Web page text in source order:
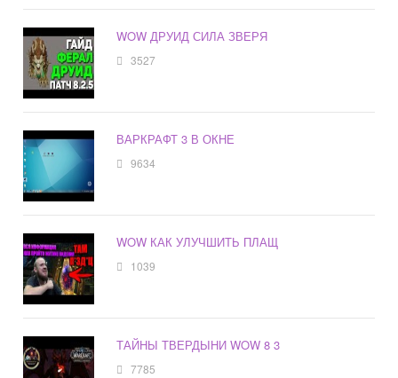
WOW ДРУИД СИЛА ЗВЕРЯ
3527
ВАРКРАФТ 3 В ОКНЕ
9634
WOW КАК УЛУЧШИТЬ ПЛАЩ
1039
ТАЙНЫ ТВЕРДЫНИ WOW 8 3
7785